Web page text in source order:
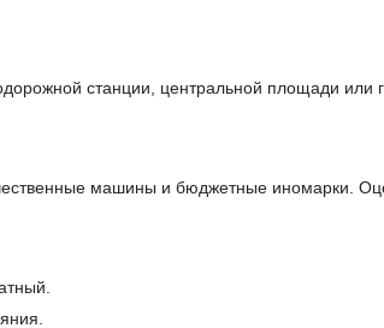
станции, центральной площади или
машины и бюджетные иномарки.